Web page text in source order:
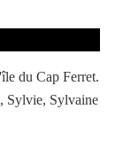
du Cap Ferret.
Sylvie, Sylvaine